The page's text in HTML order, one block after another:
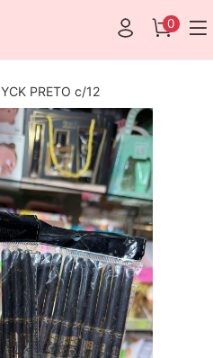
0
PRETO c/12